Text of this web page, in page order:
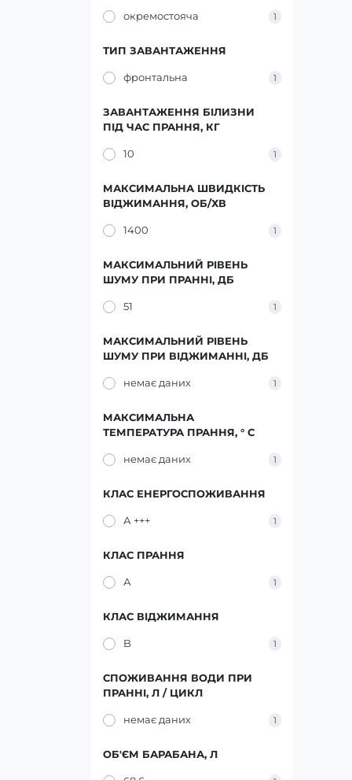
окремостояча 1
ТИП ЗАВАНТАЖЕННЯ
фронтальна 1
ЗАВАНТАЖЕННЯ БІЛИЗНИ
ПІД ЧАС ПРАННЯ, КГ
10 1
МАКСИМАЛЬНА ШВИДКІСТЬ
ВІДЖИМАННЯ, ОБ/ХВ
1400 1
МАКСИМАЛЬНИЙ РІВЕНЬ
ШУМУ ПРИ ПРАННІ, ДБ
51 1
МАКСИМАЛЬНИЙ РІВЕНЬ
ШУМУ ПРИ ВІДЖИМАННІ, ДБ
немає даних 1
МАКСИМАЛЬНА
ТЕМПЕРАТУРА ПРАННЯ, ° C
немає даних 1
КЛАС ЕНЕРГОСПОЖИВАННЯ
А +++ 1
КЛАС ПРАННЯ
А 1
КЛАС ВІДЖИМАННЯ
B 1
СПОЖИВАННЯ ВОДИ ПРИ
ПРАННІ, Л / ЦИКЛ
немає даних 1
ОБ'ЄМ БАРАБАНА, Л